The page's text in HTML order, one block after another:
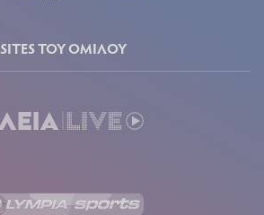
SITES ΤΟΥ ΟΜΙΛΟΥ